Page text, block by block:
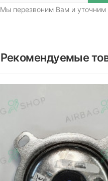
Мы перезвоним Вам и уточним
Рекомендуемые